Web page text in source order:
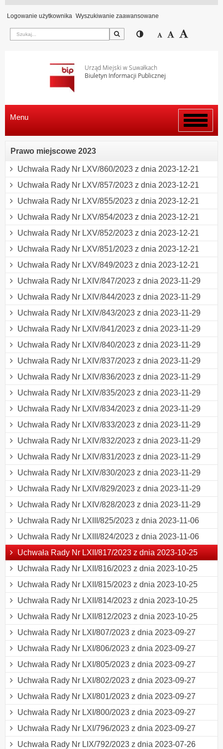
Logowanie użytkownika Wyszukiwanie zaawansowane
Szukaj Przełącz pomiędzy
Zmniejsz
Domyślny
Urząd Miejski w Suwałkach
Biuletyn Informacji Publicznej
Włącz
menu
Menu
Prawo miejscowe 2023
Uchwała Rady Nr LXV/860/2023 z dnia 2023-12-21
Uchwała Rady Nr LXV/857/2023 z dnia 2023-12-21
Uchwała Rady Nr LXV/855/2023 z dnia 2023-12-21
Uchwała Rady Nr LXV/854/2023 z dnia 2023-12-21
Uchwała Rady Nr LXV/852/2023 z dnia 2023-12-21
Uchwała Rady Nr LXV/851/2023 z dnia 2023-12-21
Uchwała Rady Nr LXV/849/2023 z dnia 2023-12-21
Uchwała Rady Nr LXIV/847/2023 z dnia 2023-11-29
Uchwała Rady Nr LXIV/844/2023 z dnia 2023-11-29
Uchwała Rady Nr LXIV/843/2023 z dnia 2023-11-29
Uchwała Rady Nr LXIV/841/2023 z dnia 2023-11-29
Uchwała Rady Nr LXIV/840/2023 z dnia 2023-11-29
Uchwała Rady Nr LXIV/837/2023 z dnia 2023-11-29
Uchwała Rady Nr LXIV/836/2023 z dnia 2023-11-29
Uchwała Rady Nr LXIV/835/2023 z dnia 2023-11-29
Uchwała Rady Nr LXIV/834/2023 z dnia 2023-11-29
Uchwała Rady Nr LXIV/833/2023 z dnia 2023-11-29
Uchwała Rady Nr LXIV/832/2023 z dnia 2023-11-29
Uchwała Rady Nr LXIV/831/2023 z dnia 2023-11-29
Uchwała Rady Nr LXIV/830/2023 z dnia 2023-11-29
Uchwała Rady Nr LXIV/829/2023 z dnia 2023-11-29
Uchwała Rady Nr LXIV/828/2023 z dnia 2023-11-29
Uchwała Rady Nr LXIII/825/2023 z dnia 2023-11-06
Uchwała Rady Nr LXIII/824/2023 z dnia 2023-11-06
Uchwała Rady Nr LXII/817/2023 z dnia 2023-10-25
Uchwała Rady Nr LXII/816/2023 z dnia 2023-10-25
Uchwała Rady Nr LXII/815/2023 z dnia 2023-10-25
Uchwała Rady Nr LXII/814/2023 z dnia 2023-10-25
Uchwała Rady Nr LXII/812/2023 z dnia 2023-10-25
Uchwała Rady Nr LXI/807/2023 z dnia 2023-09-27
Uchwała Rady Nr LXI/806/2023 z dnia 2023-09-27
Uchwała Rady Nr LXI/805/2023 z dnia 2023-09-27
Uchwała Rady Nr LXI/802/2023 z dnia 2023-09-27
Uchwała Rady Nr LXI/801/2023 z dnia 2023-09-27
Uchwała Rady Nr LXI/800/2023 z dnia 2023-09-27
Uchwała Rady Nr LXI/796/2023 z dnia 2023-09-27
Uchwała Rady Nr LIX/792/2023 z dnia 2023-07-26